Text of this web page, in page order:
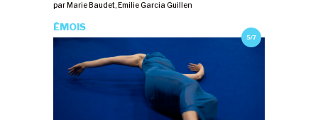
par Marie Baudet, Emilie Garcia Guillen
5/7
ÉMOIS